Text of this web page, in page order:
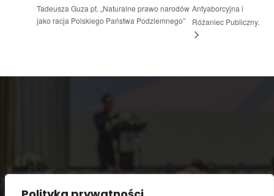
Tadeusza Guza pt. „Naturalne prawo narodów
jako racja Polskiego Państwa Podziemnego”
Antyaborcyjna i
Różaniec Publiczny.